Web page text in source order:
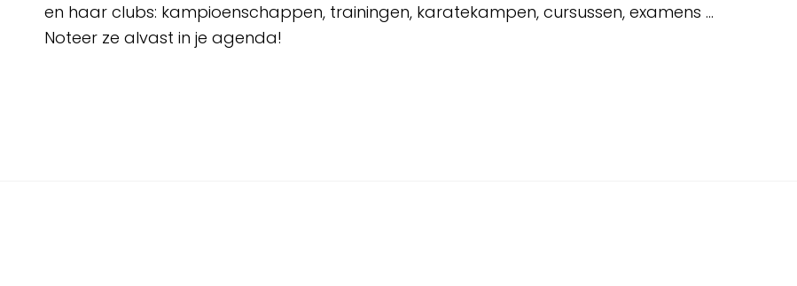
en haar clubs: kampioenschappen, trainingen, karatekampen, cursussen, examens …
Noteer ze alvast in je agenda!